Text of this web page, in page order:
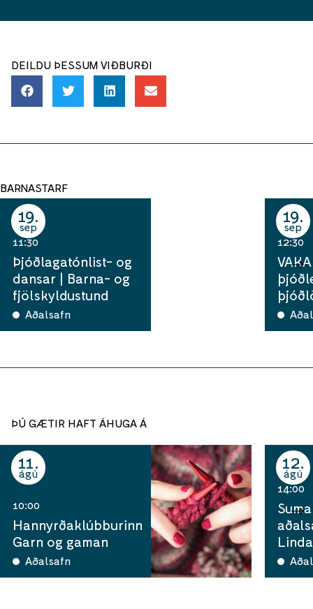
DEILDU ÞESSUM VIÐBURÐI
BARNASTARF
19
sep
11:30
Þjóðlagatónlist- og
dansar | Barna- og
fjölskyldustund
Aðalsafn
19
sep
12:30
ÞÚ GÆTIR HAFT ÁHUGA Á
11
ágú
10:00
Hannyrðaklúbburinn
Garn og gaman
Aðalsafn
12
ágú
14:00